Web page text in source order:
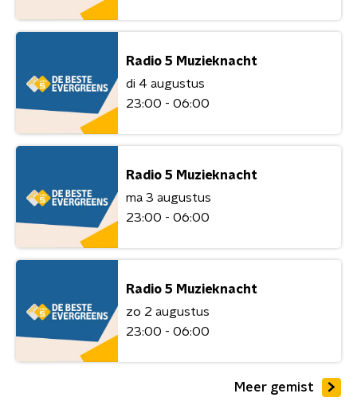
Radio 5 Muzieknacht
di 4 augustus
23:00 - 06:00
Radio 5 Muzieknacht
ma 3 augustus
23:00 - 06:00
Radio 5 Muzieknacht
zo 2 augustus
23:00 - 06:00
Meer gemist